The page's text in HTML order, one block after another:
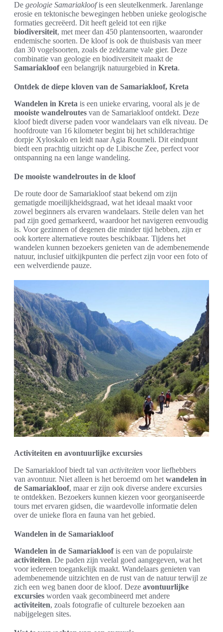
De geologie Samariakloofis een sleutelkenmerk. Jarenlange
erosie en tektonische bewegingen hebben unieke geologische
formaties gecreëerd. Dit heeft geleid tot een rijke
biodiversiteit, met meer dan 450 plantensoorten, waaronder
endemische soorten. De kloof is ook de thuisbasis van meer
dan 30 vogelsoorten, zoals de zeldzame vale gier. Deze
combinatie van geologie en biodiversiteit maakt de
Samariakloofeen belangrijk natuurgebied in Kreta.
Ontdek de diepe kloven van de Samariakloof, Kreta
Wandelen in Kreta is een unieke ervaring, vooral als je de
mooiste wandelroutes van de Samariakloof ontdekt. Deze
kloof biedt diverse paden voor wandelaars van elk niveau. De
hoofdroute van 16 kilometer begint bij het schilderachtige
dorpje Xyloskalo en leidt naar Agia Roumeli. Dit eindpunt
biedt een prachtig uitzicht op de Libische Zee, perfect voor
ontspanning na een lange wandeling.
De mooiste wandelroutes in de kloof
De route door de Samariakloof staat bekend om zijn
gematigde moeilijkheidsgraad, wat het ideaal maakt voor
zowel beginners als ervaren wandelaars. Steile delen van het
pad zijn goed gemarkeerd, waardoor het navigeren eenvoudig
is. Voor gezinnen of degenen die minder tijd hebben, zijn er
ook kortere alternatieve routes beschikbaar. Tijdens het
wandelen kunnen bezoekers genieten van de adembenemende
natuur, inclusief uitkijkpunten die perfect zijn voor een foto of
een welverdiende pauze.
Activiteiten en avontuurlijke excursies
De Samariakloof biedt tal van activiteiten voor liefhebbers
van avontuur. Niet alleen is het beroemd om het wandelen in
de Samariakloof, maar er zijn ook diverse andere excursies
te ontdekken. Bezoekers kunnen kiezen voor georganiseerde
tours met ervaren gidsen, die waardevolle informatie delen
over de unieke flora en fauna van het gebied.
Wandelen in de Samariakloof
Wandelen in de Samariakloofis een van de populairste
activiteiten. De paden zijn veelal goed aangegeven, wat het
voor iedereen toegankelijk maakt. Wandelaars genieten van
adembenemende uitzichten en de rust van de natuur terwijl ze
zich een weg banen door de kloof. Deze avontuurlijke
excursies worden vaak gecombineerd met andere
activiteiten, zoals fotografie of culturele bezoeken aan
nabijgelegen sites.